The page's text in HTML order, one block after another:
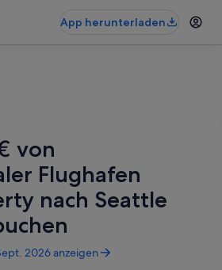
App herunterladen
von
Flughafen
nach Seattle
2026 anzeigen